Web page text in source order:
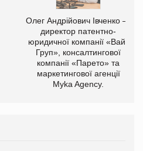
Олег Андрійович Івченко —
директор патентно-
юридичної компанії «Вайз
Груп», консалтингової
компанії «Парето» та
маркетингової агенції
Myka Agency.